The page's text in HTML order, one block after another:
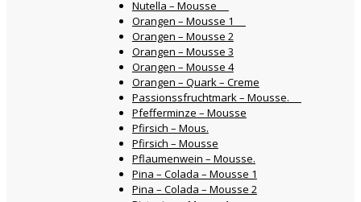
Nutella – Mousse
Orangen – Mousse 1
Orangen – Mousse 2
Orangen – Mousse 3
Orangen – Mousse 4
Orangen – Quark – Creme
Passionssfruchtmark – Mousse.
Pfefferminze – Mousse
Pfirsich – Mous.
Pfirsich – Mousse
Pflaumenwein – Mousse.
Pina – Colada – Mousse 1
Pina – Colada – Mousse 2